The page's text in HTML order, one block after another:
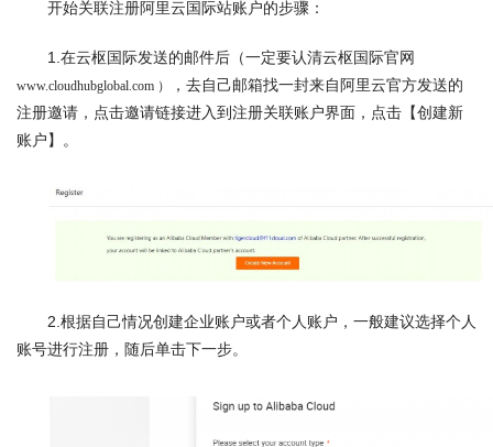
开始关联注册阿里云国际站账户的步骤：
www.cloudhubglobal.com ）
，去自己邮箱找一封来自阿里云官方发送的
注册邀请，点击邀请链接进入到注册关联账户界面，点击【创建新
账户】。
2.根据自己情况创建企业账户或者个人账户，一般建议选择个人
账号进行注册，随后单击下一步。